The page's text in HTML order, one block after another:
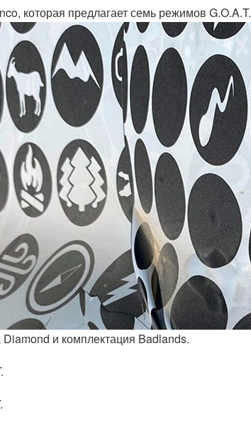
которая предлагает семь режимов G.O.A.T.
и комплектация Badlands.